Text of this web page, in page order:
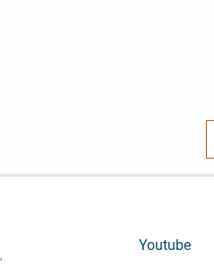
Youtube